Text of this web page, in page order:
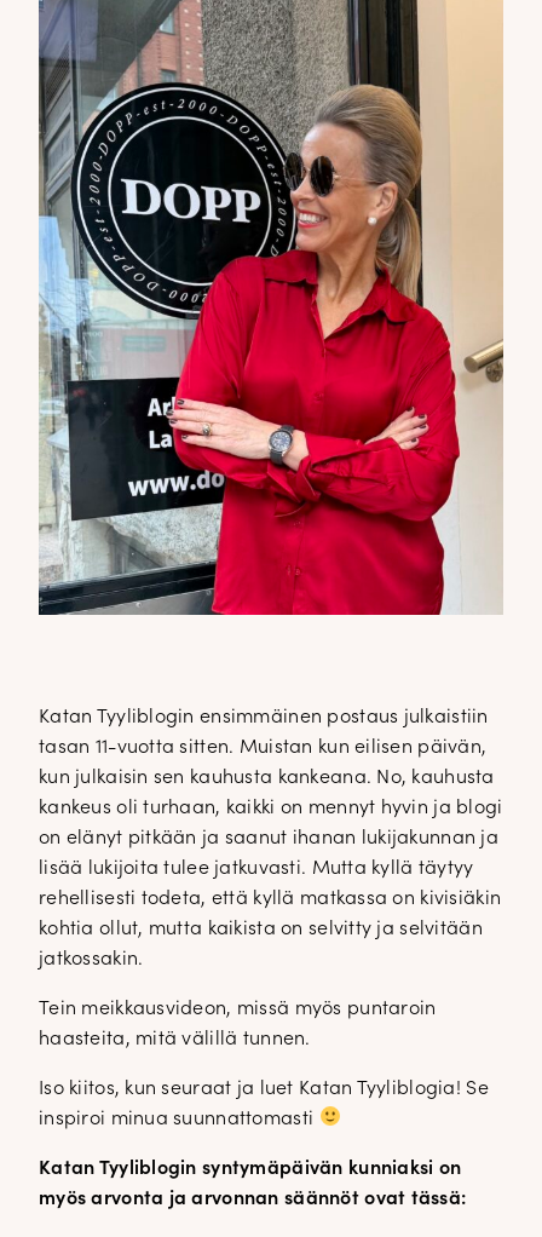
Katan Tyyliblogin ensimmäinen postaus julkaistiin
tasan 11-vuotta sitten. Muistan kun eilisen päivän,
kun julkaisin sen kauhusta kankeana. No, kauhusta
kankeus oli turhaan, kaikki on mennyt hyvin ja blogi
on elänyt pitkään ja saanut ihanan lukijakunnan ja
lisää lukijoita tulee jatkuvasti. Mutta kyllä täytyy
rehellisesti todeta, että kyllä matkassa on kivisiäkin
kohtia ollut, mutta kaikista on selvitty ja selvitään
jatkossakin.
Tein meikkausvideon, missä myös puntaroin
haasteita, mitä välillä tunnen.
Iso kiitos, kun seuraat ja luet Katan Tyyliblogia! Se
inspiroi minua suunnattomasti
Katan Tyyliblogin syntymäpäivän kunniaksi on
myös arvonta ja arvonnan säännöt ovat tässä: